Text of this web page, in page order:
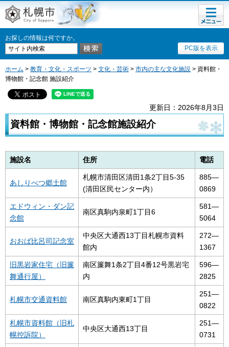
札幌市
お探しの情報は何ですか。
PC版を表示
メニュ
ー
ホーム > 教育・文化・スポーツ > 文化・芸術 > 市内の主な文化施設 > 資料館・
博物館・記念館 施設紹介
更新日：2026年8月3日
資料館・博物館・記念館施設紹介
施設名 住所 電話
あしりべつ郷土館
札幌市清田区清田1条2丁目5-35
(清田区民センター内）
885―
0869
エドウィン・ダン記
念館
南区真駒内泉町1丁目6
581―
5064
おおば比呂司記念室
中央区大通西13丁目札幌市資料
館内
272―
1367
旧黒岩家住宅（旧簾
舞通行屋）
南区簾舞1条2丁目4番12号黒岩宅
内
596―
2825
札幌市交通資料館 南区真駒内東町1丁目
251―
0822
札幌市資料館（旧札
幌控訴院）
中央区大通西13丁目
251―
0731